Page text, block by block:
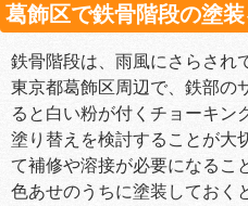
葛飾区で鉄骨階段の塗
鉄骨階段は、雨風にさらされ
東京都葛飾区周辺で、鉄部の
ると白い粉が付くチョーキン
塗り替えを検討することが大
て補修や溶接が必要になるこ
色あせのうちに塗装しておく